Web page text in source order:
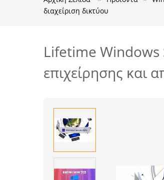
διαχείριση δικτύου
Lifetime Windows
επιχείρησης και